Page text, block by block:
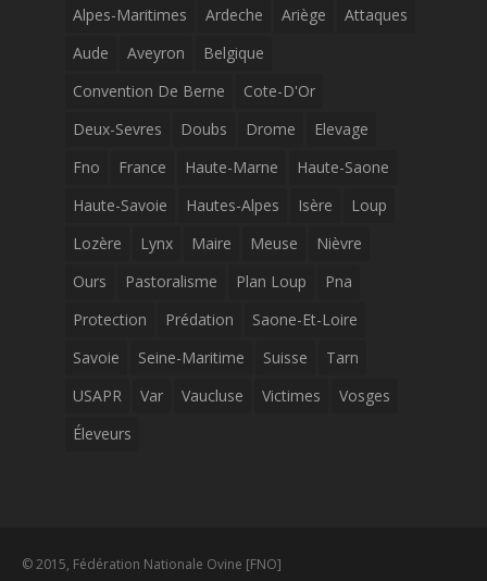
Alpes-Maritimes
Ardeche Ariège
Attaques
Aude
Aveyron
Belgique
Convention De Berne
Cote-D'Or
Deux-Sevres
Doubs Drome
Elevage
Fno
France Haute-Marne
Haute-Saone
Haute-Savoie
Hautes-Alpes Isère
Loup
Lozère
Lynx Maire Meuse
Nièvre
Ours
Pastoralisme Plan Loup
Pna
Protection
Prédation
Saone-Et-Loire
Savoie
Seine-Maritime Suisse
Tarn
USAPR
Var Vaucluse Victimes
Vosges
Éleveurs
© 2015, Fédération Nationale Ovine [FNO]